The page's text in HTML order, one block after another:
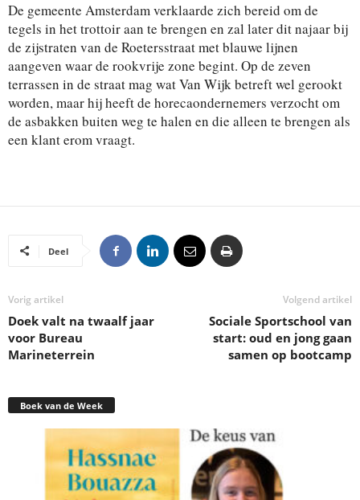
De gemeente Amsterdam verklaarde zich bereid om de
tegels in het trottoir aan te brengen en zal later dit najaar bij
de zijstraten van de Roetersstraat met blauwe lijnen
aangeven waar de rookvrije zone begint. Op de zeven
terrassen in de straat mag wat Van Wijk betreft wel gerookt
worden, maar hij heeft de horecaondernemers verzocht om
de asbakken buiten weg te halen en die alleen te brengen als
een klant erom vraagt.
Deel
Vorig artikel
Doek valt na twaalf jaar
voor Bureau
Marineterrein
Volgend artikel
Sociale Sportschool van
start: oud en jong gaan
samen op bootcamp
Boek van de Week